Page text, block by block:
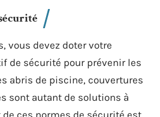
vous devez doter votre
de sécurité pour prévenir les
abris de piscine, couvertures
sont autant de solutions à